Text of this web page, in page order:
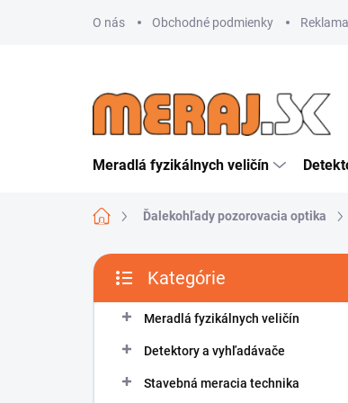
O nás Obchodné podmienky
Meradlá fyzikálnych veličín
DomovĎalekohľady pozorovacia optika
B
č
kategórie
Kategórie
Meradlá fyzikálnych veličín
Detektory a vyhľadávače
Stavebná meracia technika